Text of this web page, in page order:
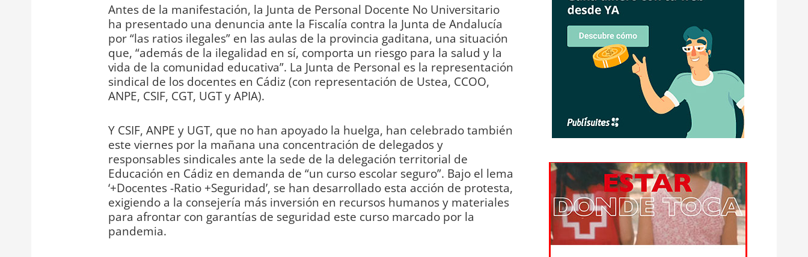
Antes de la manifestación, la Junta de Personal Docente No Universitario
ha presentado una denuncia ante la Fiscalía contra la Junta de Andalucía
por “las ratios ilegales” en las aulas de la provincia gaditana, una situación
que, “además de la ilegalidad en sí, comporta un riesgo para la salud y la
vida de la comunidad educativa”. La Junta de Personal es la representación
sindical de los docentes en Cádiz (con representación de Ustea, CCOO,
ANPE, CSIF, CGT, UGT y APIA).
Y CSIF, ANPE y UGT, que no han apoyado la huelga, han celebrado también
este viernes por la mañana una concentración de delegados y
responsables sindicales ante la sede de la delegación territorial de
Educación en Cádiz en demanda de “un curso escolar seguro”. Bajo el lema
‘+Docentes -Ratio +Seguridad’, se han desarrollado esta acción de protesta,
exigiendo a la consejería más inversión en recursos humanos y materiales
para afrontar con garantías de seguridad este curso marcado por la
pandemia.